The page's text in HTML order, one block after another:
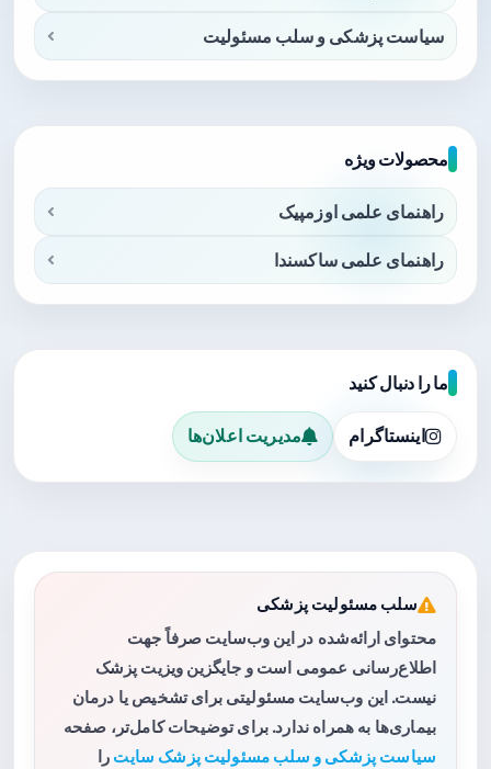
سیاست پزشکی و سلب مسئولیت
محصولات ویژه
راهنمای علمی اوزمپیک
راهنمای علمی ساکسندا
ما را دنبال کنید
اینستاگرام مدیریت اعلان‌ها
سلب مسئولیت پزشکی
محتوای ارائه‌شده در این وب‌سایت صرفاً جهت
اطلاع‌رسانی عمومی است و جایگزین ویزیت پزشک
نیست. این وب‌سایت مسئولیتی برای تشخیص یا درمان
بیماری‌ها به همراه ندارد. برای توضیحات کامل‌تر، صفحه
سیاست پزشکی و سلب مسئولیت پزشک سایت را